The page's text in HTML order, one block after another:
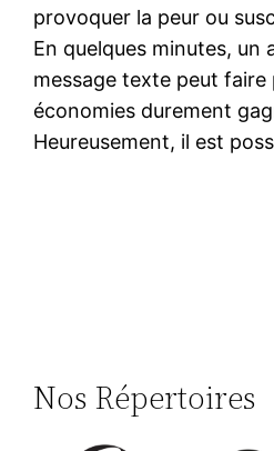
provoquer la peur ou
En quelques minutes, un
message texte peut faire
économies durement
Heureusement, il est
Nos Répertoires